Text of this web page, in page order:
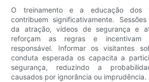
O treinamento e a educação dos
contribuem significativamente.
da atração, vídeos de segurança e
reforçam as regras e incentivam
responsável. Informar os visitantes
conduta esperada os capacita a
segurança, reduzindo a
causados ​​por ignorância ou imprudência.